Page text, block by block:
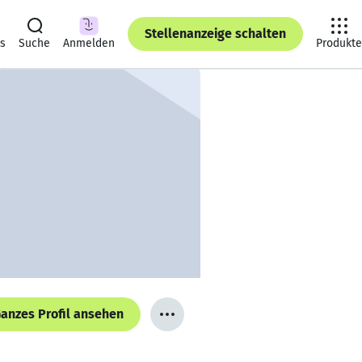
Suche Anmelden
Stellenanzeige schalten
Produkte
Profil ansehen